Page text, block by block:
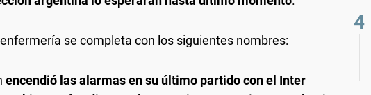
se completa con los siguientes nombres:
encendió las alarmas en su último partido con el Inter